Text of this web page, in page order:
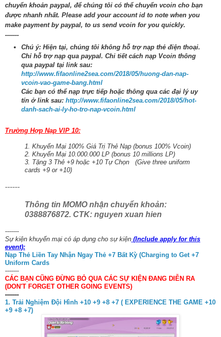
chuyển khoản paypal, để chúng tôi có thể chuyển vcoin cho bạn
được nhanh nhất. Please add your account id to note when you
make payment by paypal, to us send vcoin for you quickly.
-------
Chú ý: Hiện tại, chúng tôi không hỗ trợ nạp thẻ điện thoại.
Chỉ hỗ trợ nạp qua paypal. Chi tiết cách nạp Vcoin thông
qua paypal tại link sau:
http://www.fifaonline2sea.com/2018/05/huong-dan-nap-
vcoin-vao-game-bang.html
Các bạn có thể nạp trực tiếp hoặc thông qua các đại lý uy
tín ở link sau: http://www.fifaonline2sea.com/2018/05/hot-
danh-sach-ai-ly-ho-tro-nap-vcoin.html
Trường Hợp Nạp VIP 10:
1. Khuyến Mại 100% Giá Trị Thẻ Nạp (bonus 100% Vcoin)
2. Khuyến Mại 10.000.000 LP (bonus 10 millions LP)
3. Tặng 3 Thẻ +9 hoặc +10 Tự Chọn (Give three uniform
cards +9 or +10)
------
Thông tin MOMO nhận chuyển khoản:
0388876872. CTK: nguyen xuan hien
-------
Sự kiện khuyến mại có áp dụng cho sự kiện (Include apply for this
event):
Nạp Thẻ Liền Tay Nhận Ngay Thẻ +7 Bất Kỳ (Charging to Get +7
Uniform Cards
-------
CÁC BẠN CŨNG ĐỪNG BỎ QUA CÁC SỰ KIỆN ĐANG DIỄN RA
(DON'T FORGET OTHER GOING EVENTS)
-------
1. Trải Nghiệm Đội Hình +10 +9 +8 +7 ( EXPERIENCE THE GAME +10
+9 +8 +7)